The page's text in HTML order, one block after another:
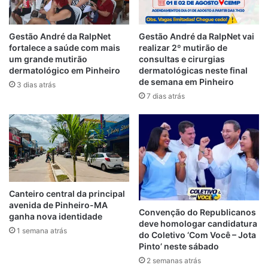
“Como afirmou o presidente da Fifa, o VAR
não está mudando o futebol, mas sim, o
deixa mais justo. Este foi nosso objetivo
inicial, quando iniciamos o projeto com a
International Board”, garantiu o ex-jogador.
Relacionado
Pesquisa mostra os
50 maiores árbitros
do Brasil
25 de junho de 2018
Em "PINHEIRO-MA"
Árbitros do interior
do Maranhão
participam de pré-
temporada
15 de fevereiro de 2021
Em "PINHEIRO-MA"
Raimundo Sú vai
Gestão André da RalpNet
fortalece a saúde com mais
um grande mutirão
dermatológico em Pinheiro
3 dias atrás
Gestão André da RalpNet vai
realizar 2º mutirão de
consultas e cirurgias
dermatológicas neste final
de semana em Pinheiro
7 dias atrás
Canteiro central da principal
avenida de Pinheiro-MA
ganha nova identidade
1 semana atrás
Convenção do Republicanos
deve homologar candidatura
do Coletivo ‘Com Você – Jota
Pinto’ neste sábado
2 semanas atrás